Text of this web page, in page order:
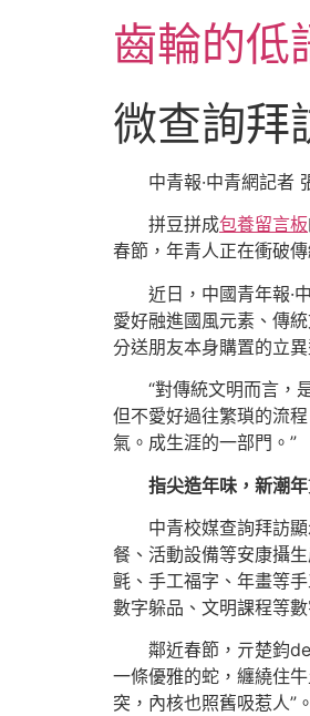
齒輪的低
微查詢拜
中青報·中青網記者
拼豆拼成包養留言板
春節，年青人正在衝破
近日，中國青年報·
愛好融進國風元素、傳
分送朋友本身購置的立
“對傳統文明而言，
但不愛好過往繁瑣的流
氣。成生涯的一部門。”
指尖造年味，新潮
中青校媒查詢拜訪
餐、活動設備等安康攝
氈、手工福字、年畫等
數字躲品、文明課程等
鄰近春節，亓楚鈞
一條優雅的蛇，纏繞住
突，內核也照舊吸惹人”。